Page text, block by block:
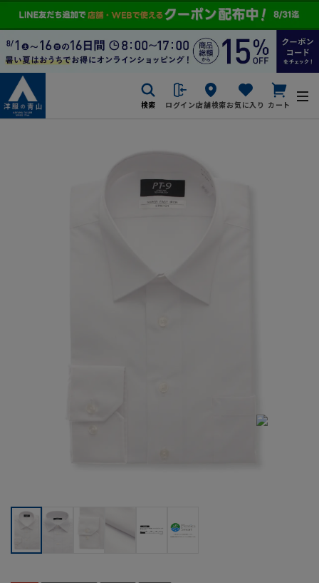
検索 ログイン店舗検索お気に入り カート